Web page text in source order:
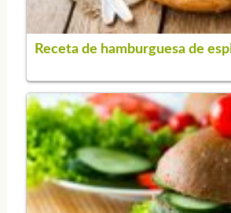
Receta de hamburguesa de